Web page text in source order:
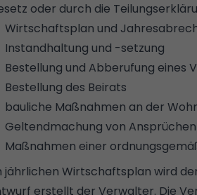
oder durch die
Wirtschaftsplan und
Instandhaltung und -setzung
Bestellung und Abberufung eines
Bestellung des Beirats
bauliche Maßnahmen an der
Geltendmachung von
Maßnahmen einer
jährlichen Wirtschaftsplan wird
erstellt der Verwalter. Die